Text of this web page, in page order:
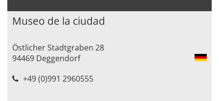
Museo de la ciudad
Östlicher Stadtgraben 28
94469 Deggendorf
+49 (0)991 2960555